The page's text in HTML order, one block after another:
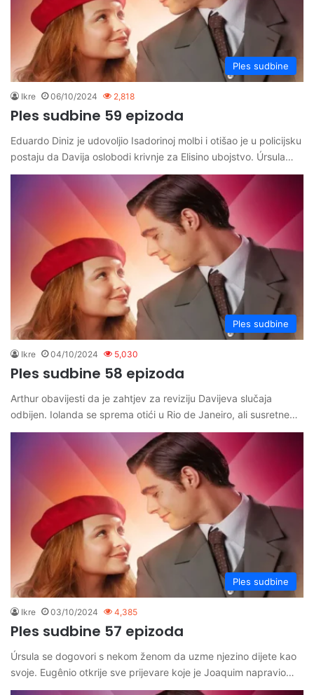
Ples sudbine
Ikre 06/10/2024 2,818
Ples sudbine 59 epizoda
Eduardo Diniz je udovoljio Isadorinoj molbi i otišao je u policijsku
postaju da Davija oslobodi krivnje za Elisino ubojstvo. Úrsula…
Ples sudbine
Ikre 04/10/2024 5,030
Ples sudbine 58 epizoda
Arthur obavijesti da je zahtjev za reviziju Davijeva slučaja
odbijen. Iolanda se sprema otići u Rio de Janeiro, ali susretne…
Ples sudbine
Ikre 03/10/2024 4,385
Ples sudbine 57 epizoda
Úrsula se dogovori s nekom ženom da uzme njezino dijete kao
svoje. Eugênio otkrije sve prijevare koje je Joaquim napravio…